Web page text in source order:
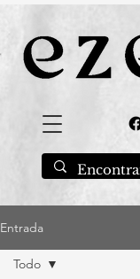
Entrada
Todo